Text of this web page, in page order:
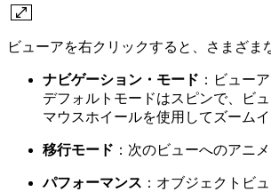
ビューアを右クリックすると、さまざま
ナビゲーション・モード ：ビュー
デフォルトモードはスピンで、ビ
マウスホイールを使用してズーム
移行モード ：次のビューへのアニ
パフォーマンス ：オブジェクトビ